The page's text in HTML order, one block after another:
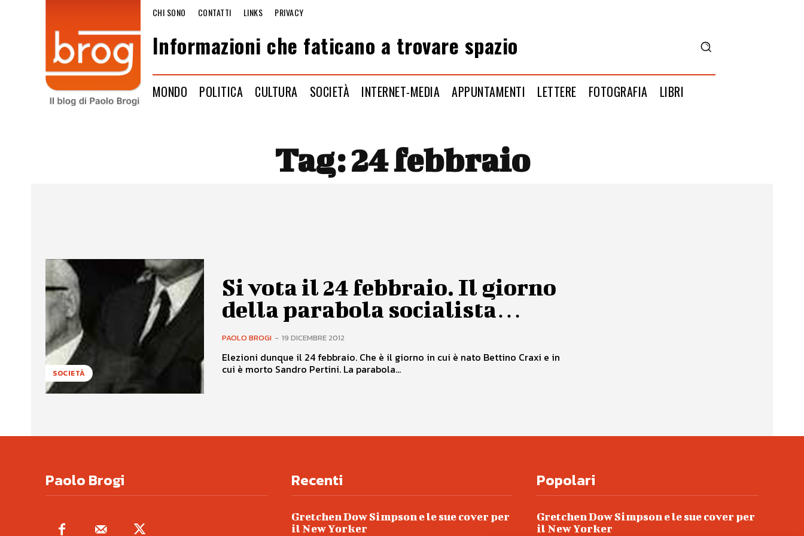
CHI SONO CONTATTI LINKS PRIVACY
Informazioni che faticano a trovare spazio
MONDO POLITICA CULTURA SOCIETÀ INTERNET-MEDIA APPUNTAMENTI LETTERE FOTOGRAFIA LIBRI
Tag:24 febbraio
SOCIETÀ
Si vota il 24 febbraio. Il giorno
della parabola socialista…
PAOLO BROGI - 19 DICEMBRE 2012
Elezioni dunque il 24 febbraio. Che è il giorno in cui è nato Bettino Craxi e in
cui è morto Sandro Pertini. La parabola...
Paolo Brogi Recenti
Gretchen Dow Simpson e le sue cover per
il New Yorker
Popolari
Gretchen Dow Simpson e le sue cover per
il New Yorker